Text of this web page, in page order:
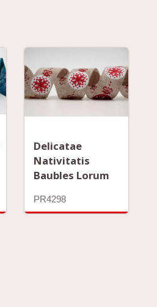
Delicatae
Nativitatis
Baubles Lorum
PR4298